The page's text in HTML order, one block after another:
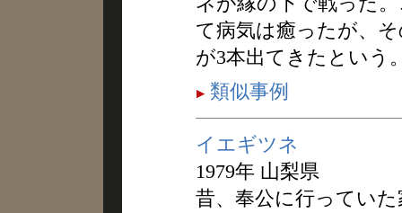
て病気は癒ったが、
が3本出てきたという
類似事例
イエギツネ
1979年 山梨県
昔、奉公に行ってい